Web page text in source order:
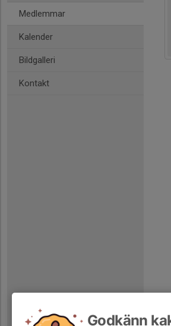
Medlemmar
Kalender
Bildgalleri
Kontakt
Godkänn